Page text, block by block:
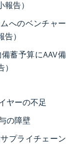
告）
へのベンチャー
）
蓄予算にAAV備
ヤーの不足
の障壁
プライチェーン